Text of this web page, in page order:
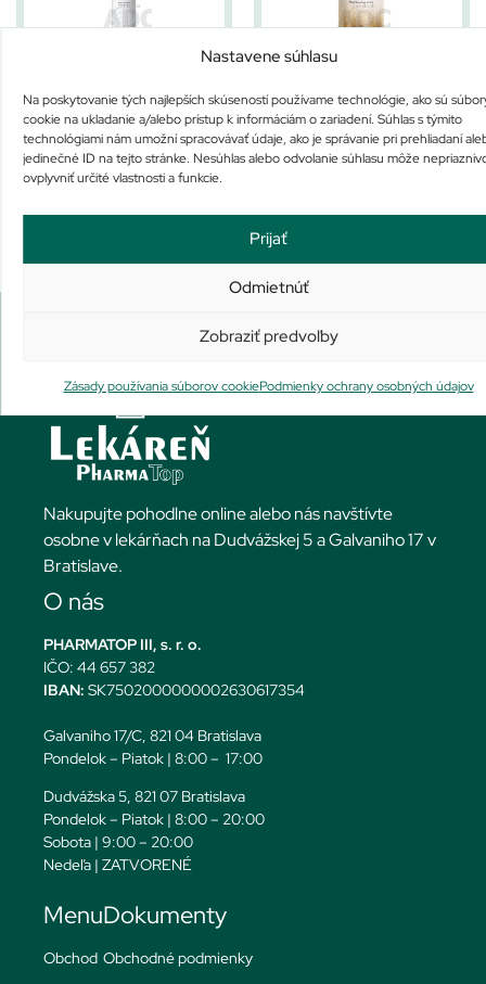
Nastavene súhlasu
Na poskytovanie tých najlepších skúseností používame technológie, ako sú
cookie na ukladanie a/alebo prístup k informáciám o zariadení. Súhlas s týmito
technológiami nám umožní spracovávať údaje, ako je správanie pri prehliadaní
jedinečné ID na tejto stránke. Nesúhlas alebo odvolanie súhlasu môže
ovplyvniť určité vlastnosti a funkcie.
Prijať
Odmietnúť
Zobraziť predvoľby
Zásady používania súborov cookiePodmienky ochrany osobných údajov
Nie je na sklade
31,04€
Viac info
AVENE DermAbsolu SERUM
Na sklade
40,33€
Pridať do košíka
Nakupujte pohodlne online alebo nás navštívte
osobne v lekárňach na Dudvážskej 5 a Galvaniho 17 v
Bratislave.
O nás
PHARMATOP III, s. r. o.
IČO: 44 657 382
IBAN: SK7502000000002630617354
Galvaniho 17/C, 821 04 Bratislava
Pondelok – Piatok | 8:00 – 17:00
Dudvážska 5, 821 07 Bratislava
Pondelok – Piatok | 8:00 – 20:00
Sobota | 9:00 – 20:00
Nedeľa | ZATVORENÉ
Menu
Obchod
Dokumenty
Obchodné podmienky